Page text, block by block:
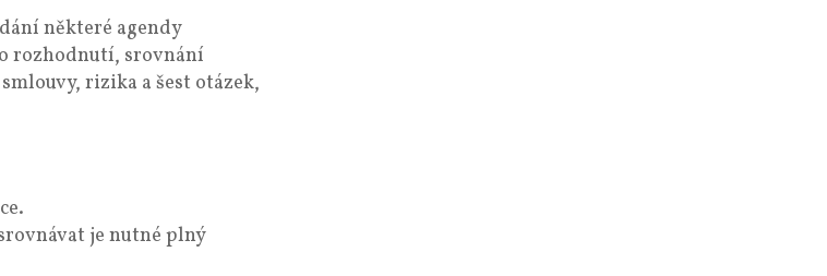
některé agendy
rozhodnutí, srovnání
rizika a šest otázek,
je nutné plný